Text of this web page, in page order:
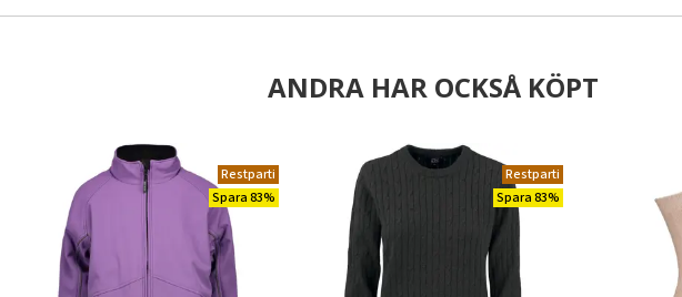
ANDRA HAR OCKSÅ KÖPT
Restparti
Spara 83%
Restparti
Spara 83%